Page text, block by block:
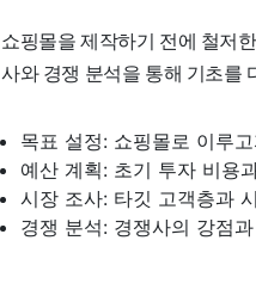
쇼핑몰을 제작하기 전에 철저
사와 경쟁 분석을 통해 기초를
목표 설정: 쇼핑몰로 이루
예산 계획: 초기 투자 비용
시장 조사: 타깃 고객층과
경쟁 분석: 경쟁사의 강점